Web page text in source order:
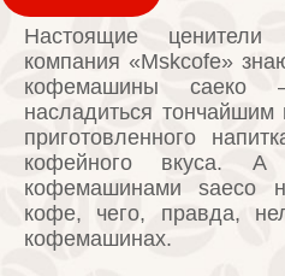
Настоящие
компания «Mskcofe»
кофемашины саеко
насладиться
приготовленного
кофейного вкуса.
кофемашинами saeco
кофе, чего, правда,
кофемашинах.